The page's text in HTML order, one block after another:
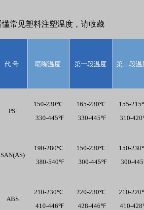
代 号 喷嘴温度 第一段温度 第二段
PS
150-230℃
  330-445℉
165-230℃
  330-445℉
155-
310-
SAN(AS)
190-280℃
  380-540℉
150-230℃
  300-445℉
150-
300-
ABS
210-230℃
  410-446℉
220-230℃
  428-446℉
210-
410-